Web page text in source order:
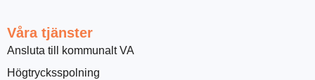
Våra tjänster
Ansluta till kommunalt VA
Högtrycksspolning